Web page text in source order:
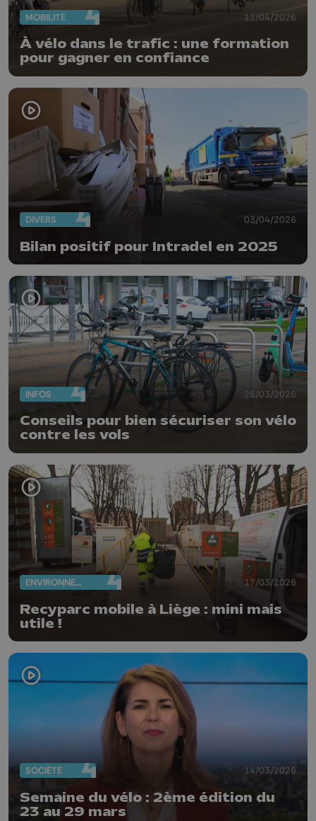
MOBILITÉ 11/04/2026
À vélo dans le trafic : une formation
pour gagner en confiance
DIVERS 03/04/2026
Bilan positif pour Intradel en 2025
INFOS 26/03/2026
Conseils pour bien sécuriser son vélo
contre les vols
ENVIRONNEMENT 17/03/2026
Recyparc mobile à Liège : mini mais
utile !
SOCIÉTÉ 14/03/2026
Semaine du vélo : 2ème édition du
23 au 29 mars